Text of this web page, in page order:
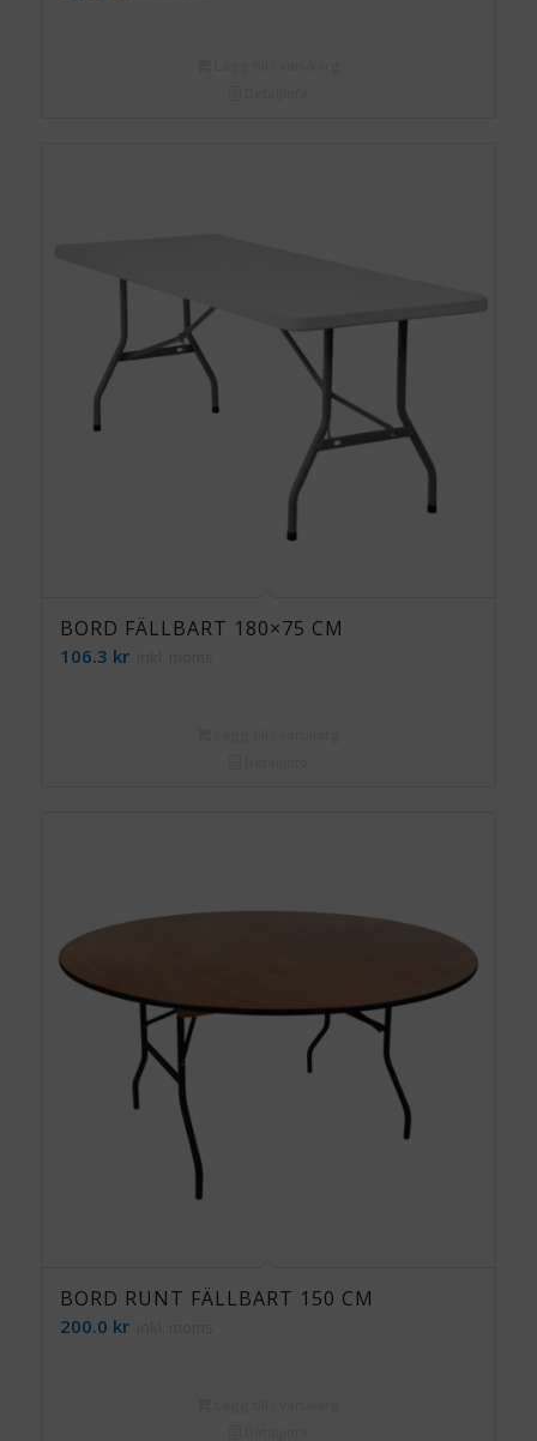
BORD FÄLLBART 180×75 CM
106.3 krinkl. moms
BORD RUNT FÄLLBART 150 CM
200.0 krinkl. moms